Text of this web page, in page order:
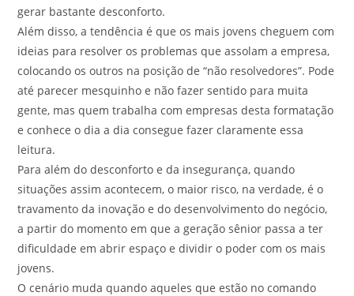
gerar bastante desconforto.
Além disso, a tendência é que os mais jovens cheguem com
ideias para resolver os problemas que assolam a empresa,
colocando os outros na posição de “não resolvedores”. Pode
até parecer mesquinho e não fazer sentido para muita
gente, mas quem trabalha com empresas desta formatação
e conhece o dia a dia consegue fazer claramente essa
leitura.
Para além do desconforto e da insegurança, quando
situações assim acontecem, o maior risco, na verdade, é o
travamento da inovação e do desenvolvimento do negócio,
a partir do momento em que a geração sênior passa a ter
dificuldade em abrir espaço e dividir o poder com os mais
jovens.
O cenário muda quando aqueles que estão no comando